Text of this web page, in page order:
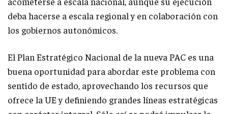
deba hacerse a escala regional y en colaboración con
los gobiernos autonómicos.
El Plan Estratégico Nacional de la nueva PAC es una
buena oportunidad para abordar este problema con
sentido de estado, aprovechando los recursos que
ofrece la UE y definiendo grandes líneas estratégicas